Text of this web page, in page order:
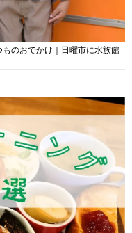
ものおでかけ｜日曜市に水族館